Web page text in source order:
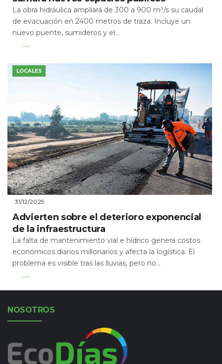
La obra hidráulica ampliará de 300 a 900 m³/s su caudal
de evacuación en 2400 metros de traza. Incluye un
nuevo puente, sumideros y el...
Leer Más
LOCALES
31/12/2025
Advierten sobre el deterioro exponencial
de la infraestructura
La falta de mantenimiento vial e hídrico genera costos
económicos diarios millonarios y afecta la logística. El
problema es visible tras las lluvias, pero no...
Leer Más
NOSOTROS